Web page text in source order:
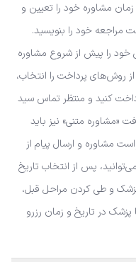
مشاوره خود را تعیین و
مراجعه خود را بنویسید.
را پیش از شروع مشاوره
روش‌های پرداخت را انتخاب،
کنید و منتظر تماس سید
«مشاوره متنی» نیز باید
مشاوره و ارسال پیام از
پس از انتخاب تاریخ
و طی کردن مراحل قبل،
پزشک در تاریخ و زمان رزرو